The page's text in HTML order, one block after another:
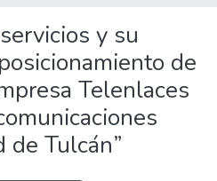
y su
de
Telenlaces
de Tulcán”